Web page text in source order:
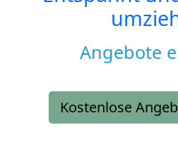
Angebote
Kostenlose